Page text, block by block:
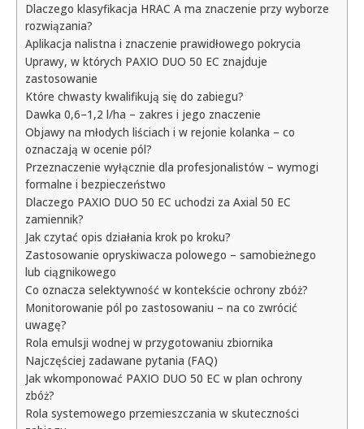
Dlaczego klasyfikacja HRAC A ma znaczenie przy wyborze
rozwiązania?
Aplikacja nalistna i znaczenie prawidłowego pokrycia
Uprawy, w których PAXIO DUO 50 EC znajduje
zastosowanie
Które chwasty kwalifikują się do zabiegu?
Dawka 0,6–1,2 l/ha – zakres i jego znaczenie
Objawy na młodych liściach i w rejonie kolanka – co
oznaczają w ocenie pól?
Przeznaczenie wyłącznie dla profesjonalistów – wymogi
formalne i bezpieczeństwo
Dlaczego PAXIO DUO 50 EC uchodzi za Axial 50 EC
zamiennik?
Jak czytać opis działania krok po kroku?
Zastosowanie opryskiwacza polowego – samobieżnego
lub ciągnikowego
Co oznacza selektywność w kontekście ochrony zbóż?
Monitorowanie pól po zastosowaniu – na co zwrócić
uwagę?
Rola emulsji wodnej w przygotowaniu zbiornika
Najczęściej zadawane pytania (FAQ)
Jak wkomponować PAXIO DUO 50 EC w plan ochrony
zbóż?
Rola systemowego przemieszczania w skuteczności